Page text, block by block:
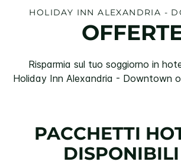
HOLIDAY INN ALEXANDRIA -
Risparmia sul tuo soggiorno in
Holiday Inn Alexandria - Downtown
PACCHETTI
DISPONIBILI